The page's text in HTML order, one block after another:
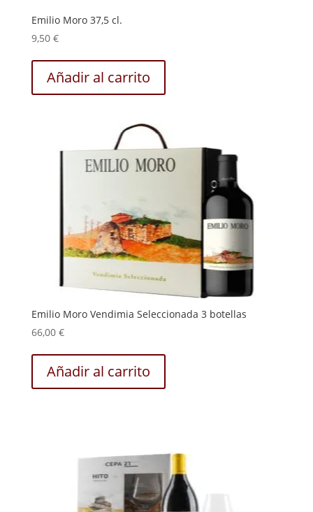
Emilio Moro 37,5 cl.
9,50 €
Añadir al carrito
Emilio Moro Vendimia Seleccionada 3 botellas
66,00 €
Añadir al carrito